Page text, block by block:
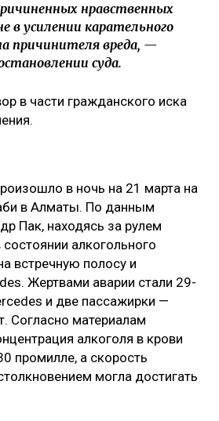
нравственных
в усилении карательного
причинителя вреда, —
суда.
в части гражданского иска
в ночь на 21 марта на
в Алматы. По данным
Пак, находясь за рулем
алкогольного
встречную полосу и
Жертвами аварии стали 29-
и две пассажирки —
Согласно материалам
алкоголя в крови
промилле, а скорость
могла достигать